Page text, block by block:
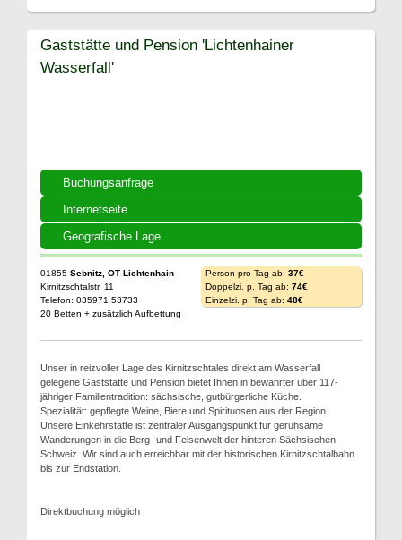
Buchungsanfrage
Internetseite
Geografische Lage
Gaststätte und Pension 'Lichtenhainer
Wasserfall'
01855 Sebnitz, OT Lichtenhain
Kirnitzschtalstr. 11
Telefon: 035971 53733
20 Betten + zusätzlich Aufbettung
Person pro Tag ab: 37€
Doppelzi. p. Tag ab: 74€
Einzelzi. p. Tag ab: 48€
Unser in reizvoller Lage des Kirnitzschtales direkt am Wasserfall
gelegene Gaststätte und Pension bietet Ihnen in bewährter über 117-
jähriger Familientradition: sächsische, gutbürgerliche Küche.
Spezialität: gepflegte Weine, Biere und Spirituosen aus der Region.
Unsere Einkehrstätte ist zentraler Ausgangspunkt für geruhsame
Wanderungen in die Berg- und Felsenwelt der hinteren Sächsischen
Schweiz. Wir sind auch erreichbar mit der historischen Kirnitzschtalbahn
bis zur Endstation.
Direktbuchung möglich